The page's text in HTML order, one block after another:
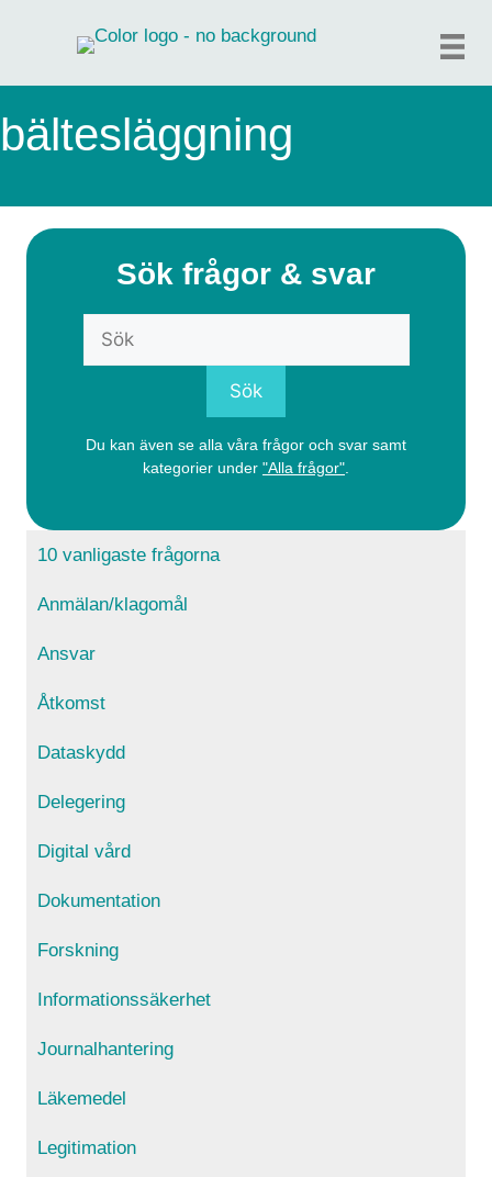
bältesläggning
Sök frågor & svar
Du kan även se alla våra frågor och svar samt
kategorier under "Alla frågor"
10 vanligaste frågorna
Anmälan/klagomål
Ansvar
Åtkomst
Dataskydd
Delegering
Digital vård
Dokumentation
Forskning
Informationssäkerhet
Journalhantering
Läkemedel
Legitimation